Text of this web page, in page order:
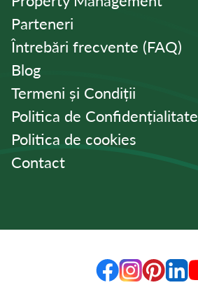
Parteneri
Întrebări frecvente (FAQ)
Blog
Termeni și Condiții
Politica de Confidențialitate
Politica de cookies
Contact